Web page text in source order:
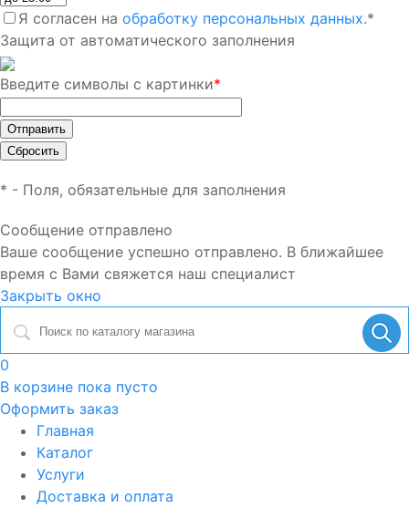
Я согласен на обработку персональных данных.*
Защита от автоматического заполнения
Введите символы с картинки*
* - Поля, обязательные для заполнения
Сообщение отправлено
Ваше сообщение успешно отправлено. В ближайшее
время с Вами свяжется наш специалист
Закрыть окно
0
В корзине пока пусто
Оформить заказ
Главная
Каталог
Услуги
Доставка и оплата